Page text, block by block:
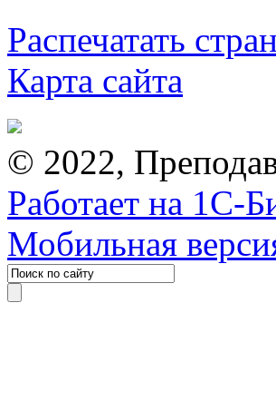
Распечатать
Карта сайта
© 2022,
Работает на 1С-
Мобильная